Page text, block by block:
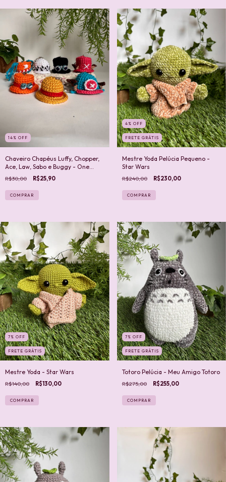
14 % OFF
Chaveiro Chapéus Luffy, Chopper,
Ace, Law, Sabo e Buggy - One
Piece
R$30,00 R$25,90
COMPRAR
4 % OFF
FRETE GRÁTIS
Mestre Yoda Pelúcia Pequeno -
Star Wars
R$240,00 R$230,00
7 % OFF
FRETE GRÁTIS
Mestre Yoda - Star Wars
R$140,00 R$130,00
7 % OFF
FRETE GRÁTIS
Totoro Pelúcia - Meu Amigo Totoro
R$275,00 R$255,00